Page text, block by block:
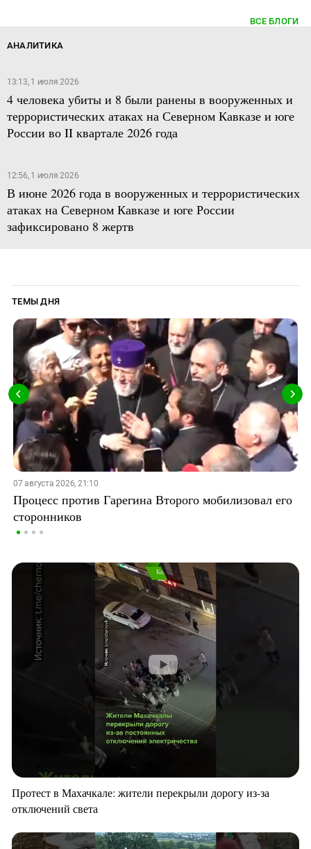
ВСЕ БЛОГИ
АНАЛИТИКА
13:13, 1 июля 2026
4 человека убиты и 8 были ранены в вооруженных и
террористических атаках на Северном Кавказе и юге
России во II квартале 2026 года
12:56, 1 июля 2026
В июне 2026 года в вооруженных и террористических
атаках на Северном Кавказе и юге России
зафиксировано 8 жертв
ТЕМЫ ДНЯ
07 августа 2026, 21:10
Процесс против Гарегина Второго мобилизовал его
сторонников
Протест в Махачкале: жители перекрыли дорогу из-за
отключений света